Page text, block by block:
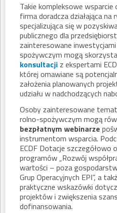
Takie kompleksowe wsparcie
firma doradcza działająca na
specjalizująca się w
publicznego dla
zainteresowane
spożywczym mogą
konsultacji z ekspertami
której omawiane są
założenia planowanych
udziału w nadchodzących
Osoby zainteresowane
rolno-spożywczym mogą
bezpłatnym webinarze
instrumentom wsparcia.
ECDF Dotacje szczegółowo
programów „Rozwój
wartości – poza
Grup Operacyjnych EPI”, a
praktyczne wskazówki
projektów i zwiększenia
dofinansowania.